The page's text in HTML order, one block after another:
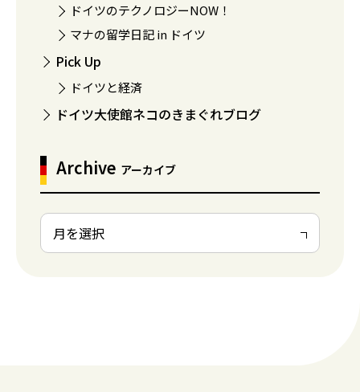
ドイツのテクノロジーNOW！
マナの留学日記 in ドイツ
Pick Up
ドイツと経済
ドイツ大使館ネコのきまぐれブログ
Archive アーカイブ